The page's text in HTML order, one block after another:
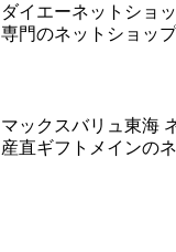
ダイエーネットショ
専門のネットショップ
マックスバリュ東海
産直ギフトメインの